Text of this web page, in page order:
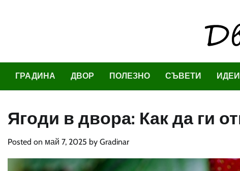
ГРАДИНА ДВОР ПОЛЕЗНО СЪВЕТИ ИДЕИ
Ягоди в двора: Как да ги
Posted on май 7, 2025 by Gradinar